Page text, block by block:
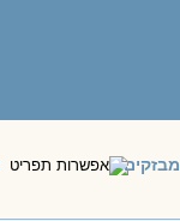
מבזקים